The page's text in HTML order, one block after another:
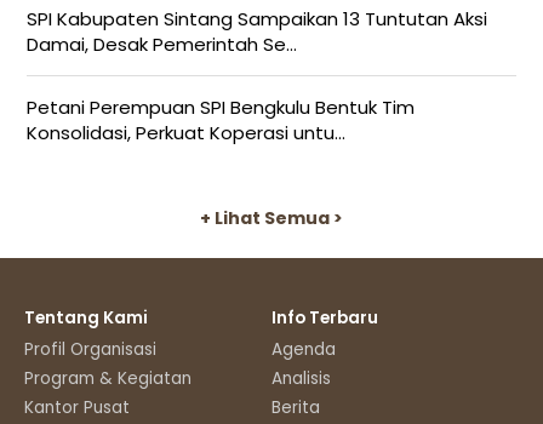
SPI Kabupaten Sintang Sampaikan 13 Tuntutan Aksi
Damai, Desak Pemerintah Se...
Petani Perempuan SPI Bengkulu Bentuk Tim
Konsolidasi, Perkuat Koperasi untu...
+ Lihat Semua >
Tentang Kami
Profil Organisasi
Program & Kegiatan
Kantor Pusat
Info Terbaru
Agenda
Analisis
Berita